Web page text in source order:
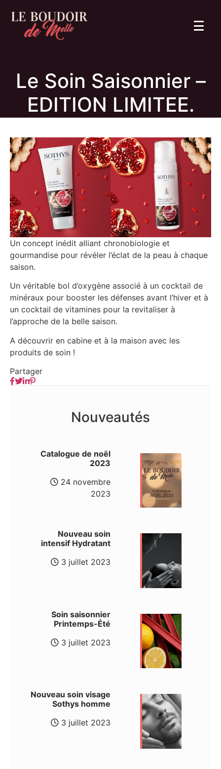
Le Soin Saisonnier –
EDITION LIMITEE.
Un concept inédit alliant chronobiologie et
gourmandise pour révéler l’éclat de la peau à chaque
saison.
Un véritable bol d’oxygène associé à un cocktail de
minéraux pour booster les défenses avant l’hiver et à
un cocktail de vitamines pour la revitaliser à
l’approche de la belle saison.
A découvrir en cabine et à la maison avec les
produits de soin !
Partager
Nouveautés
Catalogue de noël
2023
24 novembre
2023
Nouveau soin
intensif Hydratant
3 juillet 2023
Soin saisonnier
Printemps-Été
3 juillet 2023
Nouveau soin visage
Sothys homme
3 juillet 2023